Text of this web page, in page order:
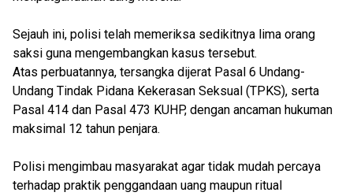
Sejauh ini, polisi telah memeriksa sedikitnya lima orang
saksi guna mengembangkan kasus tersebut.
Atas perbuatannya, tersangka dijerat Pasal 6 Undang-
Undang Tindak Pidana Kekerasan Seksual (TPKS), serta
Pasal 414 dan Pasal 473 KUHP, dengan ancaman hukuman
maksimal 12 tahun penjara.
Polisi mengimbau masyarakat agar tidak mudah percaya
terhadap praktik penggandaan uang maupun ritual